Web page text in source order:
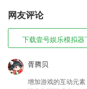
有人情味和现代气息的感人
获得神奇的体验，就有更
也会有十分丰富的奖励让
壹号娱乐模拟器下
1,用户不用去门店看管店铺
2,批量下载任意公众号所有
网友评论
下载壹号娱乐模拟
胥腾贝
增加游戏的互动元